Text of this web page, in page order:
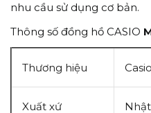
nhu cầu sử dụng cơ bản.
Thông số đồng hồ CASIO
Thương hiệu Casio
Xuất xứ